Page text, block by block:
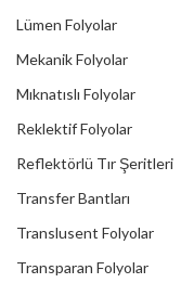
Lümen Folyolar
Mekanik Folyolar
Mıknatıslı Folyolar
Reklektif Folyolar
Reflektörlü Tır Şeritleri
Transfer Bantları
Translusent Folyolar
Transparan Folyolar